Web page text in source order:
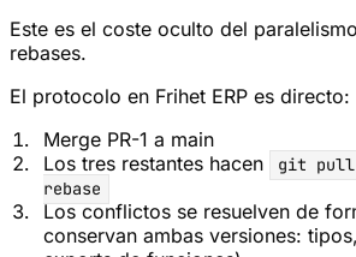
Este es el coste oculto del
rebases.
El protocolo en Frihet ERP es directo:
Merge PR-1 a main
Los tres restantes hacen
git pull
rebase
Los conflictos se resuelven de
conservan ambas versiones: